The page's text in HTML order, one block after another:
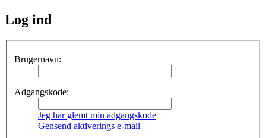
Log ind
Brugernavn:
Adgangskode:
Jeg har glemt min adgangskode
Gensend aktiverings e-mail